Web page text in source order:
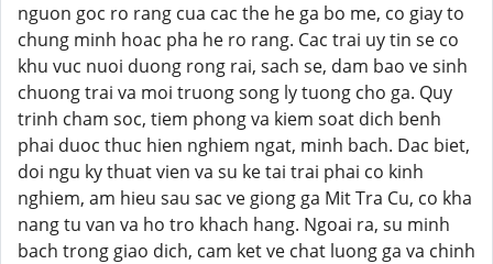
nguon goc ro rang cua cac the he ga bo me, co giay to
chung minh hoac pha he ro rang. Cac trai uy tin se co
khu vuc nuoi duong rong rai, sach se, dam bao ve sinh
chuong trai va moi truong song ly tuong cho ga. Quy
trinh cham soc, tiem phong va kiem soat dich benh
phai duoc thuc hien nghiem ngat, minh bach. Dac biet,
doi ngu ky thuat vien va su ke tai trai phai co kinh
nghiem, am hieu sau sac ve giong ga Mit Tra Cu, co kha
nang tu van va ho tro khach hang. Ngoai ra, su minh
bach trong giao dich, cam ket ve chat luong ga va chinh